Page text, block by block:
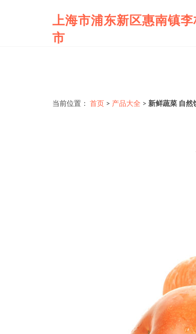
上海市浦东新区惠南镇李
市
当前位置： 首页 > 产品大全 > 新鲜蔬菜 自然